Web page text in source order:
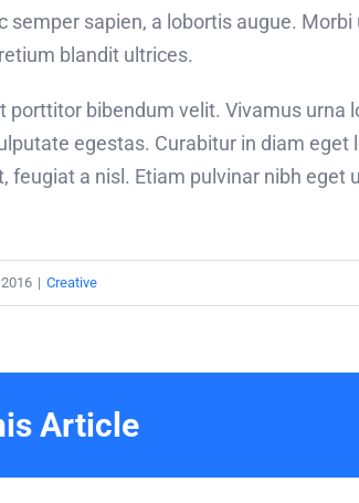
semper sapien, a lobortis augue.
blandit ultrices.
porttitor bibendum velit. Vivamus urna
egestas. Curabitur in diam eget
feugiat a nisl. Etiam pulvinar nibh eget
| Creative
Article